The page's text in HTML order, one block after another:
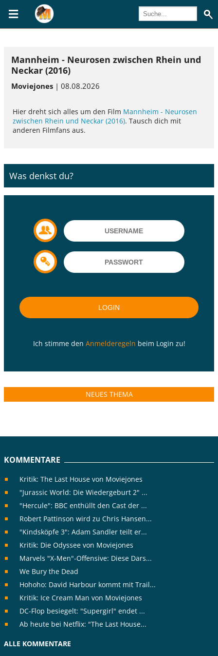
Mannheim - Neurosen zwischen Rhein und
Neckar (2016)
Moviejones| 08.08.2026
Hier dreht sich alles um den Film Mannheim - Neurosen
zwischen Rhein und Neckar (2016). Tausch dich mit
anderen Filmfans aus.
Was denkst du?
Ich stimme den Anmelderegeln beim Login zu!
NEUES THEMA
KOMMENTARE
Kritik: The Last House von Moviejones
"Jurassic World: Die Wiedergeburt 2" ...
"Hercule": BBC enthüllt den Cast der ...
Robert Pattinson wird zu Chris Hansen...
"Kindsköpfe 3": Adam Sandler teilt er...
Kritik: Die Odyssee von Moviejones
Marvels "X-Men"-Offensive: Diese Dars...
We Bury the Dead
Hohoho: David Harbour kommt mit Trail...
Kritik: Ice Cream Man von Moviejones
DC-Flop besiegelt: "Supergirl" endet ...
Ab heute bei Netflix: "The Last House...
ALLE KOMMENTARE